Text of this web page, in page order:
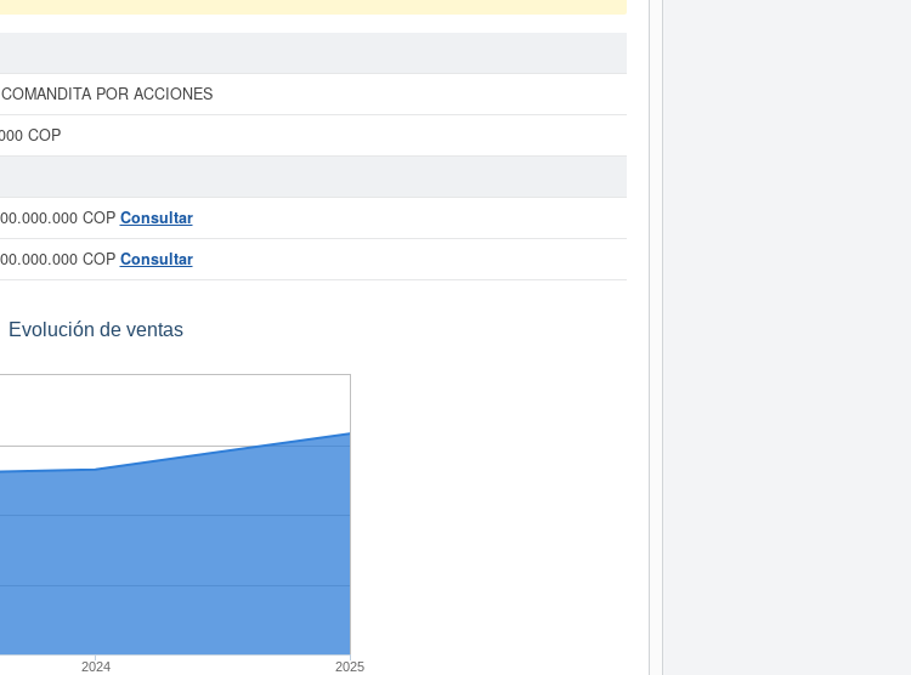
POR ACCIONES
COP
COP Consultar
COP Consultar
Evolución de ventas
2024 2025